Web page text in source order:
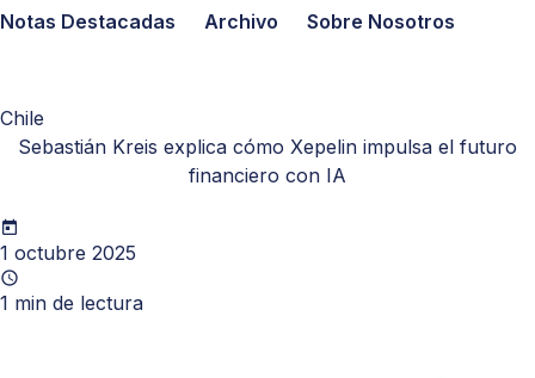
Notas Destacadas Archivo Sobre Nosotros
Chile
Sebastián Kreis explica cómo Xepelin impulsa el futuro
financiero con IA
1 octubre 2025
1 min de lectura